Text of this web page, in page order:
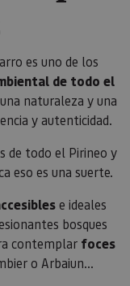
es uno de los
de todo el
naturaleza y una
y autenticidad.
de todo el Pirineo y
eso es una suerte.
e ideales
bosques
contemplar foces
o Arbaiun...